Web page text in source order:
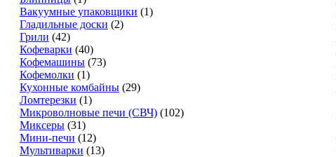
Вакуумные упаковщики (1)
Гладильные доски (2)
Грили (42)
Кофеварки (40)
Кофемашины (73)
Кофемолки (1)
Кухонные комбайны (29)
Ломтерезки (1)
Микроволновые печи (СВЧ) (102)
Миксеры (31)
Мини-печи (12)
Мультиварки (13)